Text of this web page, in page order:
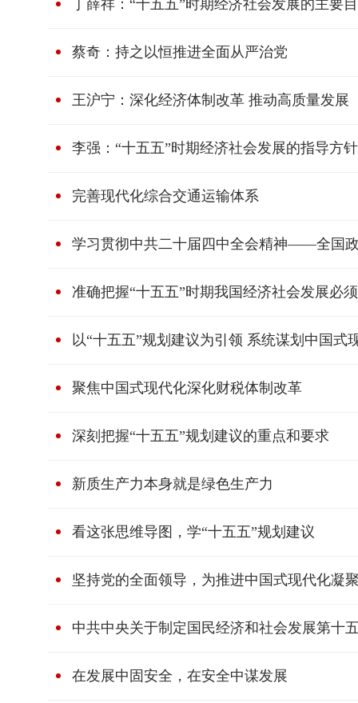
丁薛祥：“十五五”时期经济社会发展的主要
蔡奇：持之以恒推进全面从严治党
王沪宁：深化经济体制改革 推动高质量发展
李强：“十五五”时期经济社会发展的指导方针
完善现代化综合交通运输体系
学习贯彻中共二十届四中全会精神——全国
准确把握“十五五”时期我国经济社会发展必
以“十五五”规划建议为引领 系统谋划中国式
聚焦中国式现代化深化财税体制改革
深刻把握“十五五”规划建议的重点和要求
新质生产力本身就是绿色生产力
看这张思维导图，学“十五五”规划建议
坚持党的全面领导，为推进中国式现代化凝
中共中央关于制定国民经济和社会发展第十
在发展中固安全，在安全中谋发展